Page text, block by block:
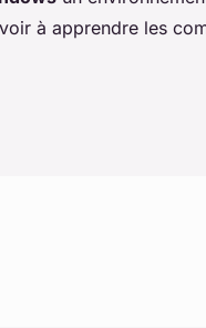
à apprendre les